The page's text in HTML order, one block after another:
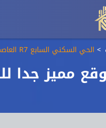
الحي السكني السابع R7 العاصمة الادارية الجديدة
مميز جدا